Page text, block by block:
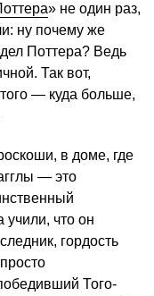
» не один раз,
ну почему же
Поттера? Ведь
Так вот,
— куда больше,
в доме, где
— это
учили, что он
гордость
Того-